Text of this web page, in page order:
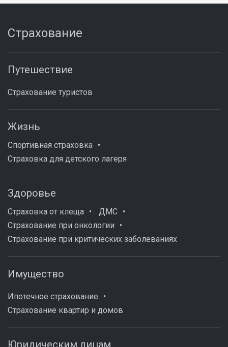
Страхование
Путешествие
Страхование туристов
Жизнь
Спортивная страховка
Страховка для детского лагеря
Здоровье
Страховка от клеща
ДМС
Страхование при онкологии
Страхование при критических заболеваниях
Имущество
Ипотечное страхование
Страхование квартир и домов
Юридическим лицам